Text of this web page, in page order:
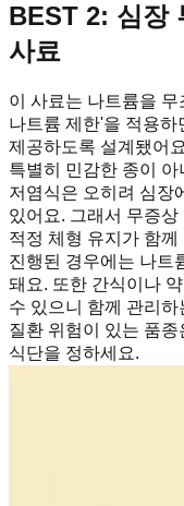
BEST 2: 심장
사료
이 사료는 나트륨을
나트륨 제한'을 적용하
제공하도록 설계됐어
특별히 민감한 종이
저염식은 오히려 심장
있어요. 그래서 무증
적정 체형 유지가 함께
진행된 경우에는 나트
돼요. 또한 간식이나
수 있으니 함께 관리
질환 위험이 있는 품
식단을 정하세요.